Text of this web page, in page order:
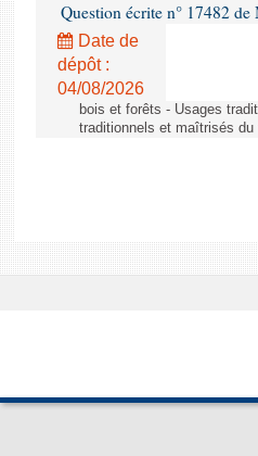
Question écrite n° 17482
Date de
dépôt :
04/08/2026
bois et forêts - Usages
traditionnels et maîtrisés